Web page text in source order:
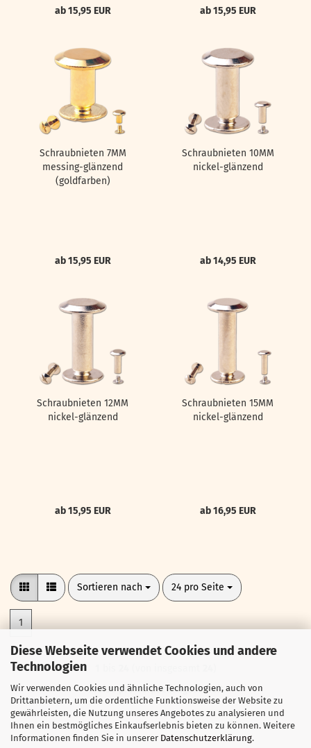
Diese Webseite verwendet Cookies und andere
Technologien
Wir verwenden Cookies und ähnliche Technologien, auch von
Drittanbietern, um die ordentliche Funktionsweise der Website zu
gewährleisten, die Nutzung unseres Angebotes zu analysieren und
Ihnen ein bestmögliches Einkaufserlebnis bieten zu können. Weitere
Informationen finden Sie in unserer Datenschutzerklärung.
ab 15,95 EUR ab 15,95 EUR
Schraubnieten 7MM
messing-glänzend
(goldfarben)
ab 15,95 EUR
Schraubnieten 10MM
nickel-glänzend
ab 14,95 EUR
Schraubnieten 12MM
nickel-glänzend
ab 15,95 EUR
Schraubnieten 15MM
nickel-glänzend
ab 16,95 EUR
Sortieren nach
Sortieren nach 24 pro Seite
pro Seite
1
Preise pro Verpackungseinheit